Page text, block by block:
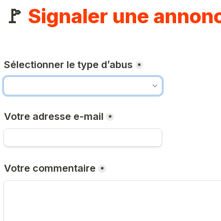
🚩 Signaler une
Sélectionner le type d’abus *
Votre adresse e-mail *
Votre commentaire *